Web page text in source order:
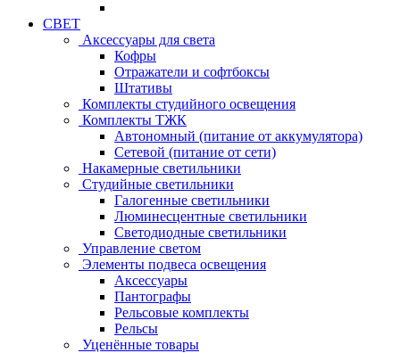
СВЕТ
Аксессуары для света
Кофры
Отражатели и софтбоксы
Штативы
Комплекты студийного освещения
Комплекты ТЖК
Автономный (питание от аккумулятора)
Сетевой (питание от сети)
Накамерные светильники
Студийные светильники
Галогенные светильники
Люминесцентные светильники
Светодиодные светильники
Управление светом
Элементы подвеса освещения
Аксессуары
Пантографы
Рельсовые комплекты
Рельсы
Уценённые товары